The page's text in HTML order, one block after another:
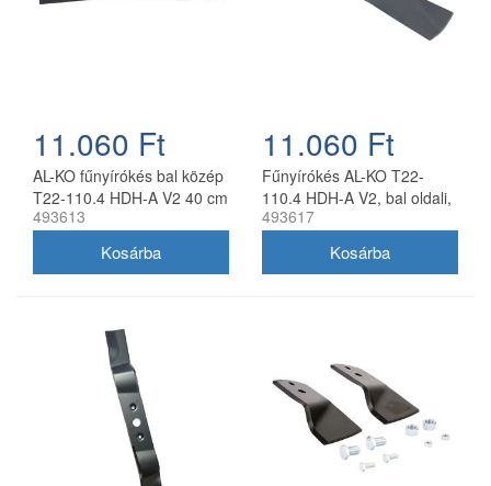
11.060 Ft
AL-KO fűnyírókés bal közép
T22-110.4 HDH-A V2 40 cm
493613
11.060 Ft
Fűnyírókés AL-KO T22-
110.4 HDH-A V2, bal oldali,
40 cm
493617